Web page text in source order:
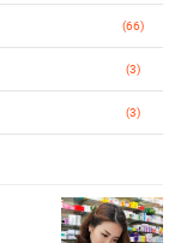
(66)
(3)
(3)